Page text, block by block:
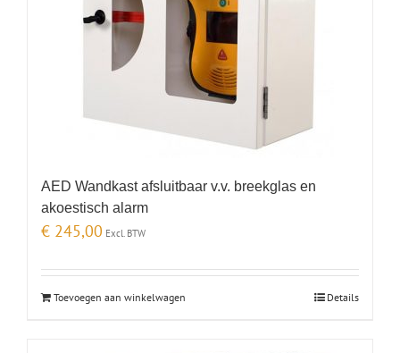
AED Wandkast afsluitbaar v.v. breekglas en
akoestisch alarm
€ 245,00 Excl. BTW
Toevoegen aan winkelwagen Details